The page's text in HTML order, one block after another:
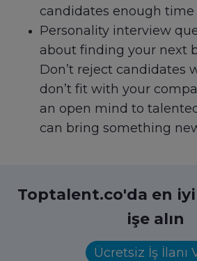
candidates enough time
Personality interview
about finding your next
Don’t reject candidates
don’t fit with your
an open mind to
can bring something
Toptalent.co'da en
işe alın
Ücretsiz İş İlanı